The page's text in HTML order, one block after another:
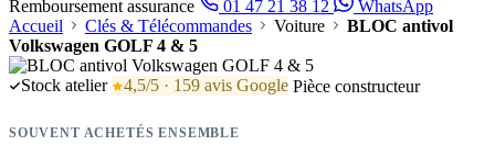
Remboursement assurance
01 47 21 38 12
WhatsApp
Accueil
Clés & Télécommandes Voiture
BLOC antivol
Volkswagen GOLF 4 & 5
Stock atelier 4,5/5 · 159 avis Google Pièce constructeur
SOUVENT ACHETÉS ENSEMBLE